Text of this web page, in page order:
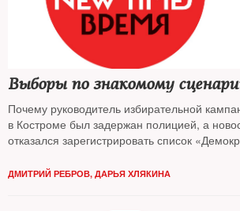
Выборы по знакомому
Почему руководитель избирательной
в Костроме был задержан полицией, а
отказался зарегистрировать список
власть не приемлет соперников, играющих
ДМИТРИЙ РЕБРОВ, ДАРЬЯ ХЛЯКИНА